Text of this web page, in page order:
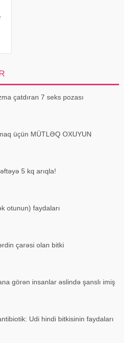
çatdıran 7 seks pozası
üçün MÜTLƏQ OXUYUN
5 kq arıqla!
otunun) faydaları
çarəsi olan bitki
görən insanlar əslində şanslı imiş
Udi hindi bitkisinin faydaları